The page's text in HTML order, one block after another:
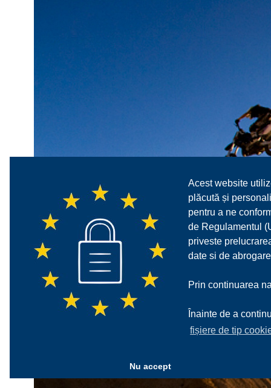
Acest website
plăcută și
pentru a ne
de Regulamentul
priveste
date si de
Prin continuarea
Înainte de a
fișiere de tip
Nu accept